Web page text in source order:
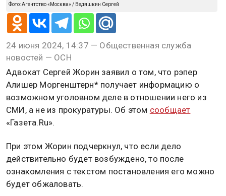
Фото: Агентство «Москва» / Ведяшкин Сергей
24 июня 2024, 14:37 — Общественная служба
новостей — ОСН
Адвокат Сергей Жорин заявил о том, что рэпер
Алишер Моргенштерн* получает информацию о
возможном уголовном деле в отношении него из
СМИ, а не из прокуратуры. Об этом сообщает
«Газета.Ru».
При этом Жорин подчеркнул, что если дело
действительно будет возбуждено, то после
ознакомления с текстом постановления его можно
будет обжаловать.